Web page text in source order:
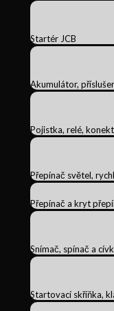
Startér JCB
Akumulátor,
Pojistka, relé,
Přepínač světel,
Přepínač a kryt
Snímač, spínač a
Startovací skříňka,